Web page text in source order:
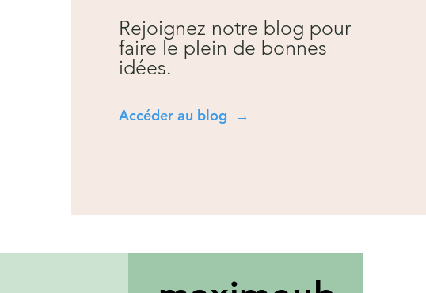
Rejoignez notre blog pour
faire le plein de bonnes
idées.
Accéder au blog →